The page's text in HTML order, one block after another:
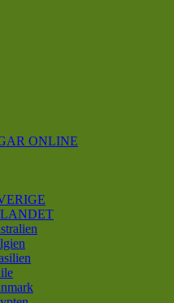
ONLINE